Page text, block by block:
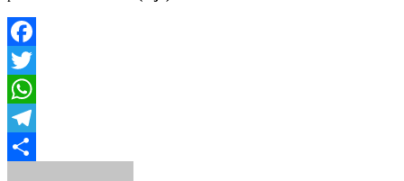
Facebook
Twitter
WhatsApp
Telegram